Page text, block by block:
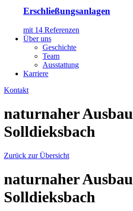
Erschließungsanlagen
mit 14 Referenzen
Über uns
Geschichte
Team
Ausstattung
Karriere
Kontakt
naturnaher Ausbau
Solldieksbach
Zurück zur Übersicht
naturnaher Ausbau
Solldieksbach